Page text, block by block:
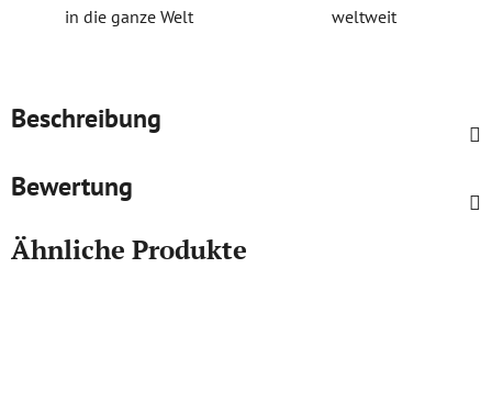
in die ganze Welt weltweit
Beschreibung
Bewertung
Ähnliche Produkte